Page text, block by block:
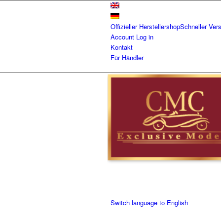
Offizieller HerstellershopSchneller
Account Log in
Kontakt
Für Händler
Switch language to English